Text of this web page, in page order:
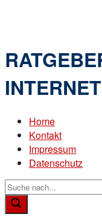
Home
Kontakt
Impressum
Datenschutz